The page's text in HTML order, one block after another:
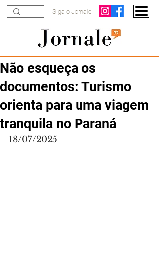
Siga o Jornale
Não esqueça os
documentos: Turismo
orienta para uma viagem
tranquila no Paraná
18/07/2025